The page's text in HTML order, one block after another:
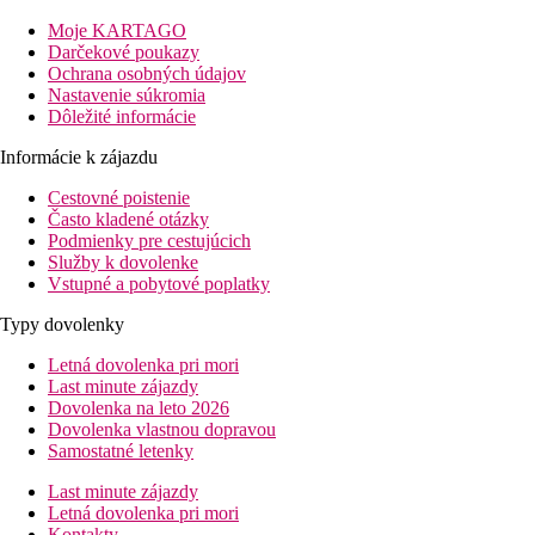
Vybavenie
Vstupná hala, recepcia, 3 reštaurácie (bufetová, maurícijská a
streed-food truck), 2 bary, bazén, SPA, butik.
Izby
Dvojlôžková izba
klimatizácia, TV/sat., minibar, trezor, set na prípravu čaju a kávy,
balkón alebo terasa.
Ostatné typy izieb(pokiaľ nie je uvedené inak, majú izby
vyššie uvedené vybavenie)
Family dvojlôžková izba
oddelená miestnosť.
Zábava
4x týždenne večerná zábava, tradičné maurícijské trhy
Pláž
Piesočná pláž priamo pri hoteli.
Lehátka a slnečníky zadarmo.
Moje KARTAGO
Darčekové poukazy
Ochrana osobných údajov
Nastavenie súkromia
Dôležité informácie
Informácie k zájazdu
Cestovné poistenie
Často kladené otázky
Podmienky pre cestujúcich
Služby k dovolenke
Vstupné a pobytové poplatky
Typy dovolenky
Letná dovolenka pri mori
Last minute zájazdy
Dovolenka na leto 2026
Dovolenka vlastnou dopravou
Samostatné letenky
Last minute zájazdy
Letná dovolenka pri mori